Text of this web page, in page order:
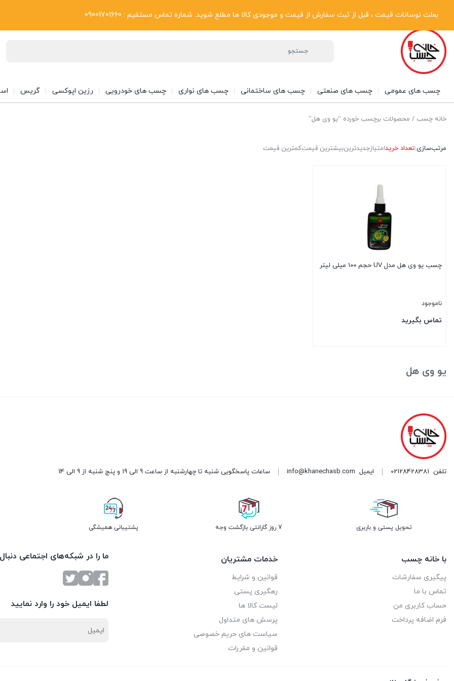
بعلت نوسانات قیمت ، قبل از ثبت سفارش از قیمت و موجودی کالا ها مطلع شوید. شماره تماس مستقیم : 09001701660
پیگیری سفارشات دریافت فاکتور رسمی تماس با ما درباره ما بلاگ
چسب های عمومی چسب های صنعتی چسب های ساختمانی چسب های نواری چسب های خودرویی رزین اپوکسی گریس
خانه چسب / محصولات برچسب خورده “یو وی هل”
مرتب‌سازی:تعداد خریدامتیازجدیدترینبیشترین قیمتکمترین قیمت
چسب یو وی هل مدل UV حجم ۱۰۰ میلی لیتر
ناموجود
تماس بگیرید
یو وی هل
تلفن 02128428381 ایمیل info@khanechasb.com ساعات پاسخگویی شنبه تا چهارشنبه از ساعت 9 الی 19 و پنج شنبه از 9 الی 14
تحویل پستی و باربری 7 روز گارانتی بازگشت وجه پشتیبانی همیشگی
با خانه چسب
پیگیری سفارشات
تماس با ما
حساب کاربری من
فرم اضافه پرداخت
خدمات مشتریان
قوانین و شرایط
رهگیری پستی
لیست کالا ها
پرسش های متداول
سیاست های حریم خصوصی
قوانین و مقررات
ما را در شبکه‌های اجتماعی
لطفا ایمیل خود را وارد نمایید